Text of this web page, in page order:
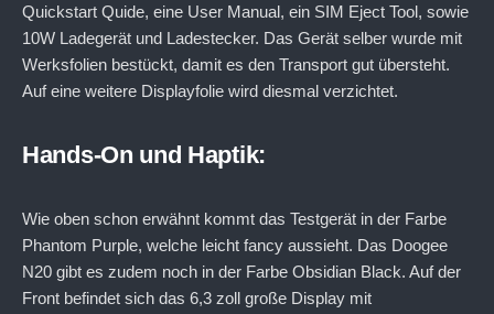
Quickstart Quide, eine User Manual, ein SIM Eject Tool, sowie
10W Ladegerät und Ladestecker. Das Gerät selber wurde mit
Werksfolien bestückt, damit es den Transport gut übersteht.
Auf eine weitere Displayfolie wird diesmal verzichtet.
Hands-On und Haptik:
Wie oben schon erwähnt kommt das Testgerät in der Farbe
Phantom Purple, welche leicht fancy aussieht. Das Doogee
N20 gibt es zudem noch in der Farbe Obsidian Black. Auf der
Front befindet sich das 6,3 zoll große Display mit